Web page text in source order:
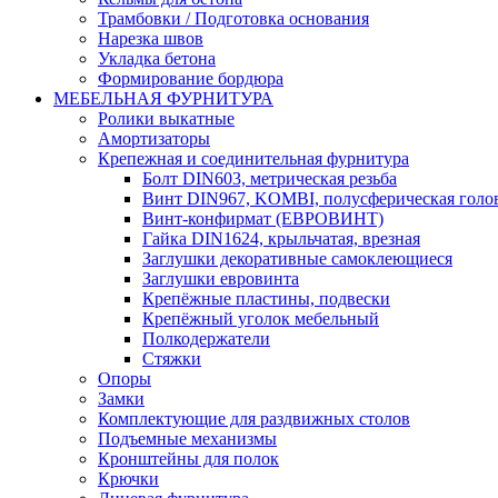
Трамбовки / Подготовка основания
Нарезка швов
Укладка бетона
Формирование бордюра
МЕБЕЛЬНАЯ ФУРНИТУРА
Ролики выкатные
Амортизаторы
Крепежная и соединительная фурнитура
Болт DIN603, метрическая резьба
Винт DIN967, KOMBI, полусферическая
Винт-конфирмат (ЕВРОВИНТ)
Гайка DIN1624, крыльчатая, врезная
Заглушки декоративные самоклеющиеся
Заглушки евровинта
Крепёжные пластины, подвески
Крепёжный уголок мебельный
Полкодержатели
Стяжки
Опоры
Замки
Комплектующие для раздвижных столов
Подъемные механизмы
Кронштейны для полок
Крючки